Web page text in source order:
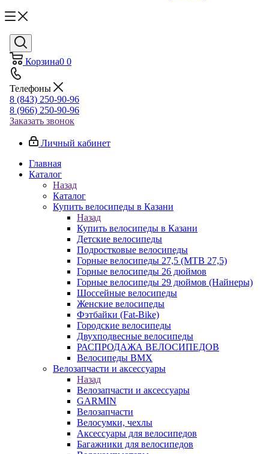
Корзина0 0
Телефоны
8 (843) 250-90-96
8 (966) 250-90-96
Заказать звонок
Личный кабинет
Главная
Каталог
Назад
Каталог
Купить велосипеды в Казани
Назад
Купить велосипеды в Казани
Детские велосипеды
Подростковые велосипеды
Горные велосипеды 27,5 (MTB 27,5)
Горные велосипеды 26 дюймов
Горные велосипеды 29 дюймов (Найнеры)
Шоссейные велосипеды
Женские велосипеды
Фэтбайки (Fat-Bike)
Городские велосипеды
Двухподвесные велосипеды
РАСПРОДАЖА ВЕЛОСИПЕДОВ
Велосипеды BMX
Велозапчасти и аксессуары
Назад
Велозапчасти и аксессуары
GARMIN
Велозапчасти
Велосумки, чехлы
Аксессуары для велосипедов
Багажники для велосипедов